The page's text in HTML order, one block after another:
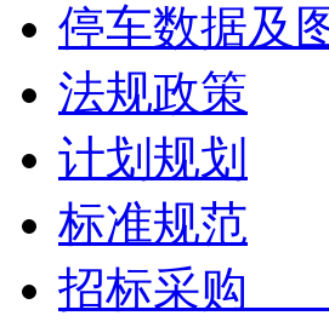
停车数据及
法规政策
计划规划
标准规范
招标采购